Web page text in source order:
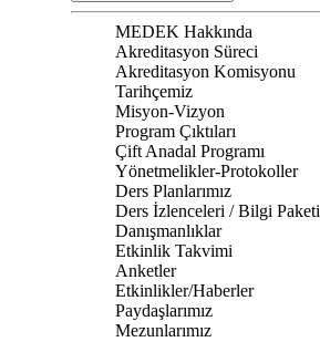
MEDEK Hakkında
Akreditasyon Süreci
Akreditasyon Komisyonu
Tarihçemiz
Misyon-Vizyon
Program Çıktıları
Çift Anadal Programı
Yönetmelikler-Protokoller
Ders Planlarımız
Ders İzlenceleri / Bilgi Paketi
Danışmanlıklar
Etkinlik Takvimi
Anketler
Etkinlikler/Haberler
Paydaşlarımız
Mezunlarımız